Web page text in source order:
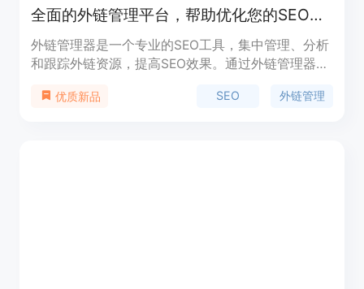
全面的外链管理平台，帮助优化您的SEO策略。
外链管理器是一个专业的SEO工具，集中管理、分析
和跟踪外链资源，提高SEO效果。通过外链管理器，
录，并获得详细的分析报告。
优质新品 SEO 外链管理